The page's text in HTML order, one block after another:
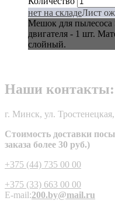
нет на складеЛист
Мешок для пылесоса
двигателя - 1 шт.
слойный.
Наши контакты:
г. Минск, ул.
Стоимость доставки
заказа более 30 руб.)
+375 (44) 735 00 00
+375 (33) 663 00 00
E-mail:200.by@mail.ru